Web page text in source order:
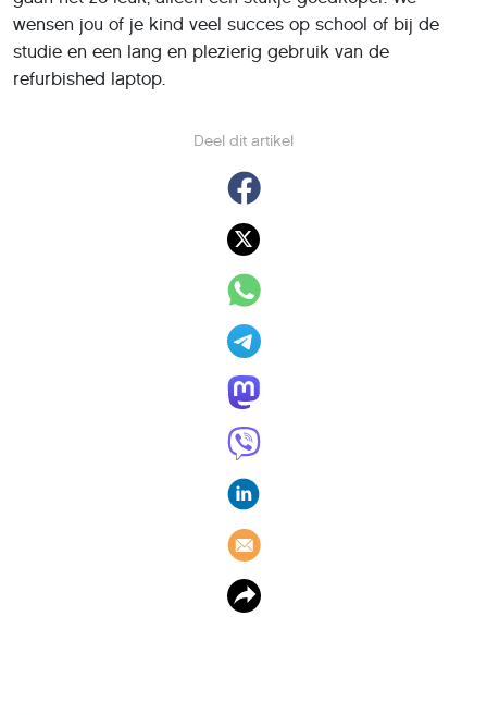
Deel dit artikel
wensen jou of je kind veel succes op school of bij de
studie en een lang en plezierig gebruik van de
refurbished laptop.